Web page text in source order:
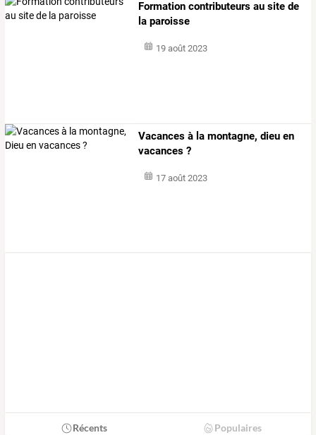
Formation contributeurs au site de
la paroisse
19 août 2023
Vacances à la montagne, dieu en
vacances ?
17 août 2023
Récents Populaires